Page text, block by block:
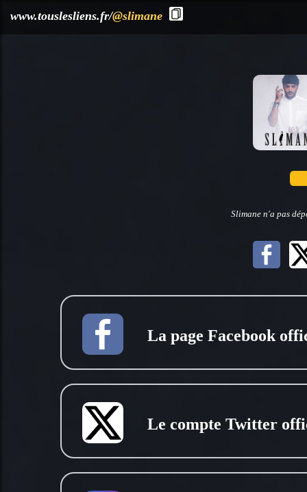
www.touslesliens.fr/@slimane
Slimane n'a pas
La page Facebook
Le compte Twitter